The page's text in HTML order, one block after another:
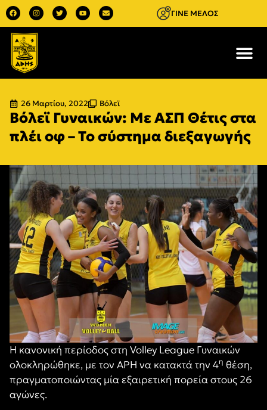
ΓΙΝΕ ΜΕΛΟΣ
26 Μαρτίου, 2022 Βόλεϊ
Βόλεϊ Γυναικών: Με ΑΣΠ Θέτις στα
πλέι οφ – Το σύστημα διεξαγωγής
Η κανονική περίοδος στη Volley League Γυναικών
ολοκληρώθηκε, με τον ΑΡΗ να κατακτά την 4η θέση,
πραγματοποιώντας μία εξαιρετική πορεία στους 26
αγώνες.